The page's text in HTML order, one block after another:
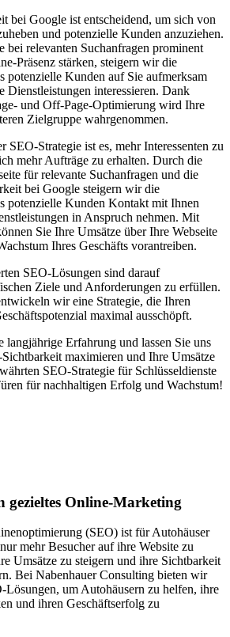
bei Google ist entscheidend, um sich von
und potenzielle Kunden anzuziehen.
bei relevanten Suchanfragen prominent
Präsenz stärken, steigern wir die
potenzielle Kunden auf Sie aufmerksam
Dienstleistungen interessieren. Dank
und Off-Page-Optimierung wird Ihre
Zielgruppe wahrgenommen.
SEO-Strategie ist es, mehr Interessenten zu
mehr Aufträge zu erhalten. Durch die
für relevante Suchanfragen und die
bei Google steigern wir die
potenzielle Kunden Kontakt mit Ihnen
in Anspruch nehmen. Mit
Sie Ihre Umsätze über Ihre Webseite
Ihres Geschäfts vorantreiben.
SEO-Lösungen sind darauf
Ziele und Anforderungen zu erfüllen.
wir eine Strategie, die Ihren
maximal ausschöpft.
langjährige Erfahrung und lassen Sie uns
maximieren und Ihre Umsätze
SEO-Strategie für Schlüsseldienste
für nachhaltigen Erfolg und Wachstum!
Online-Marketing
(SEO) ist für Autohäuser
mehr Besucher auf ihre Website zu
Umsätze zu steigern und ihre Sichtbarkeit
Bei Nabenhauer Consulting bieten wir
Lösungen, um Autohäusern zu helfen, ihre
und ihren Geschäftserfolg zu